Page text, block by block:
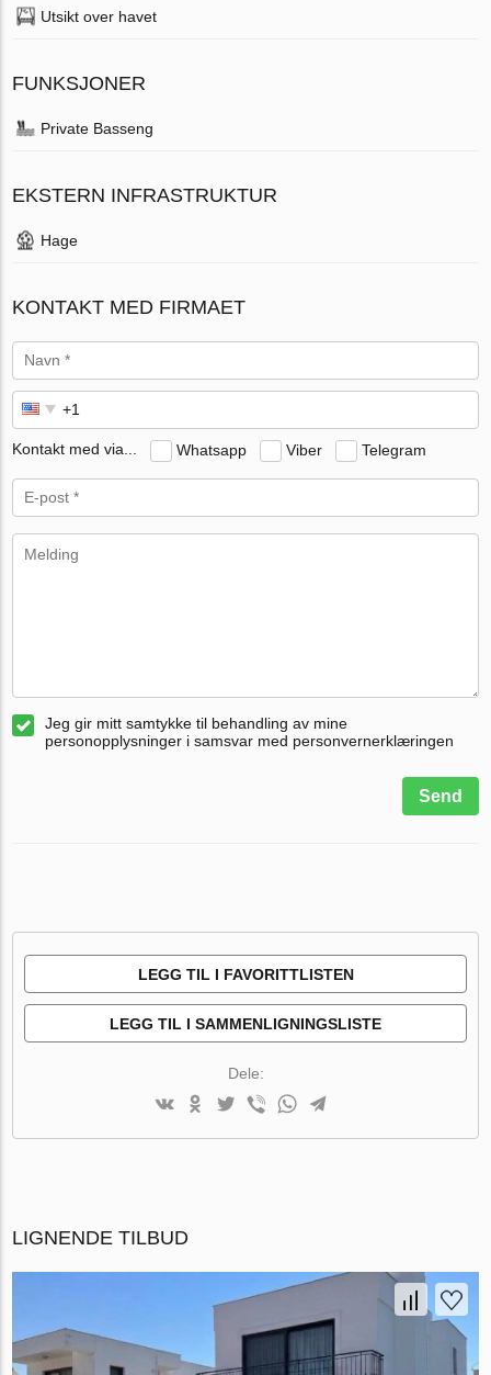
Utsikt over havet
FUNKSJONER
Private Basseng
EKSTERN INFRASTRUKTUR
Hage
KONTAKT MED FIRMAET
Kontakt med via... Whatsapp Viber Telegram
Jeg gir mitt samtykke til behandling av mine
personopplysninger i samsvar med personvernerklæringen
Send
LEGG TIL I FAVORITTLISTEN
LEGG TIL I SAMMENLIGNINGSLISTE
Dele:
LIGNENDE TILBUD